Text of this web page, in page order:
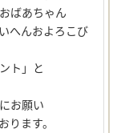
ばあちゃん
へんおよろこび
ト」と
お願い
ます。